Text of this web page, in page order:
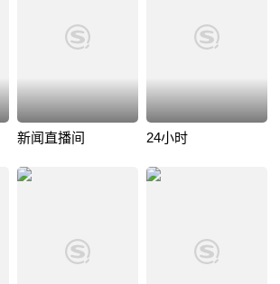
新闻直播间 24小时